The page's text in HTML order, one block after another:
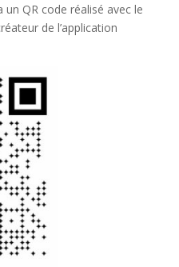
un QR code réalisé avec le
de l’application